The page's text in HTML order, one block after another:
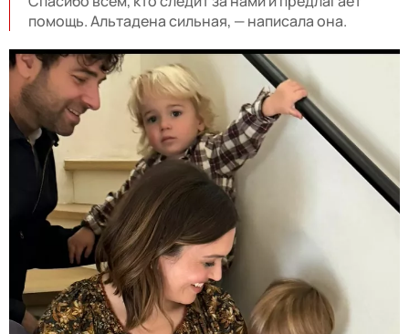
помощь. Альтадена сильная, — написала она.